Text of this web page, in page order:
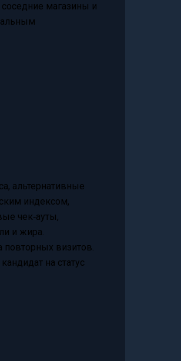
магазины и
альтернативные
индексом,
чек‑ауты,
и жира.
повторных визитов.
на статус